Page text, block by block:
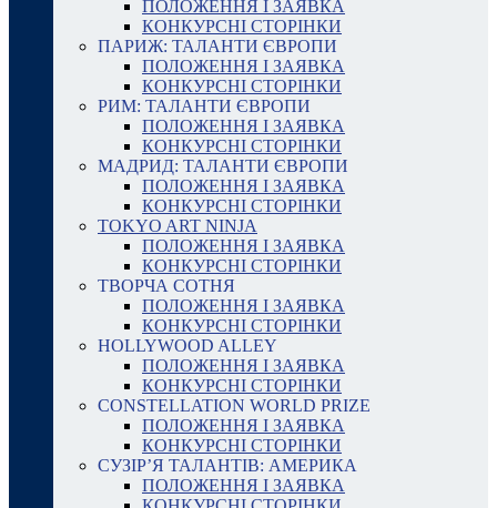
ПОЛОЖЕННЯ І ЗАЯВКА
КОНКУРСНІ СТОРІНКИ
ПАРИЖ: ТАЛАНТИ ЄВРОПИ
ПОЛОЖЕННЯ І ЗАЯВКА
КОНКУРСНІ СТОРІНКИ
РИМ: ТАЛАНТИ ЄВРОПИ
ПОЛОЖЕННЯ І ЗАЯВКА
КОНКУРСНІ СТОРІНКИ
МАДРИД: ТАЛАНТИ ЄВРОПИ
ПОЛОЖЕННЯ І ЗАЯВКА
КОНКУРСНІ СТОРІНКИ
TOKYO ART NINJA
ПОЛОЖЕННЯ І ЗАЯВКА
КОНКУРСНІ СТОРІНКИ
ТВОРЧА СОТНЯ
ПОЛОЖЕННЯ І ЗАЯВКА
КОНКУРСНІ СТОРІНКИ
HOLLYWOOD ALLEY
ПОЛОЖЕННЯ І ЗАЯВКА
КОНКУРСНІ СТОРІНКИ
CONSTELLATION WORLD PRIZE
ПОЛОЖЕННЯ І ЗАЯВКА
КОНКУРСНІ СТОРІНКИ
СУЗІР’Я ТАЛАНТІВ: АМЕРИКА
ПОЛОЖЕННЯ І ЗАЯВКА